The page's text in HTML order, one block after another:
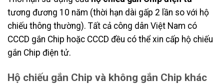
tương đương 10 năm (thời hạn dài gấp 2 lần so với hộ
chiếu thông thường). Tất cả công dân Việt Nam có
CCCD gắn Chip hoặc CCCD đều có thể xin cấp hộ chiếu
gắn Chip điện tử.
Hộ chiếu gắn Chip và không gắn Chip khác